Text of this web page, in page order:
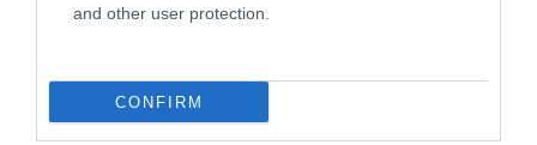
and other user protection.
CONFIRM